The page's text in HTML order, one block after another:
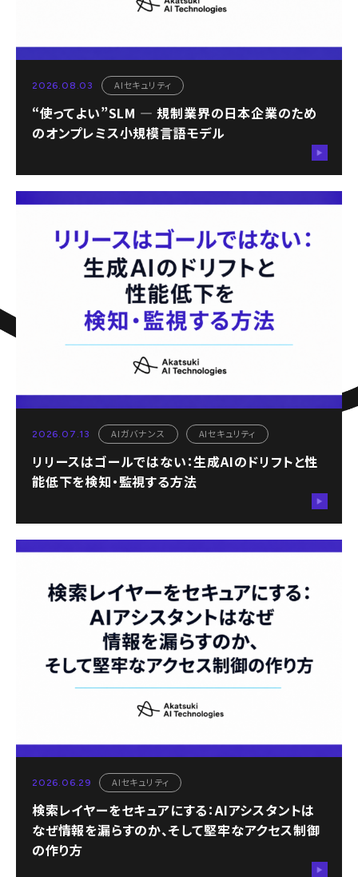
2026.08.03 AIセキュリティ
“使ってよい”SLM ― 規制業界の日本企業のため
のオンプレミス小規模言語モデル
2026.07.13 AIガバナンス AIセキュリティ
リリースはゴールではない：生成AIのドリフトと性
能低下を検知・監視する方法
2026.06.29 AIセキュリティ
検索レイヤーをセキュアにする：AIアシスタントは
なぜ情報を漏らすのか、そして堅牢なアクセス制御
の作り方